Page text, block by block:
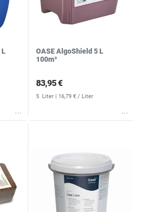
L
OASE AlgoShield 5 L
100m³
83,95 €
5 Liter | 16,79 € / Liter